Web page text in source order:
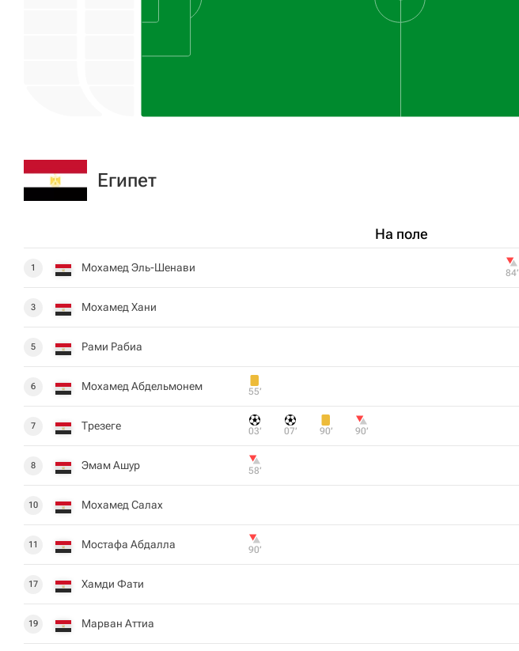
Египет
На поле
1 Мохамед Эль-Шенави
3 Мохамед Хани
5 Рами Рабиа
6 Мохамед Абдельмонем 55‎’‎
7 Трезеге 03‎’‎ 07‎’‎ 90‎’‎ 90‎’‎
8 Эмам Ашур 58‎’‎
10 Мохамед Салах
11 Мостафа Абдалла 90‎’‎
17 Хамди Фати
19 Марван Аттиа
84‎’‎